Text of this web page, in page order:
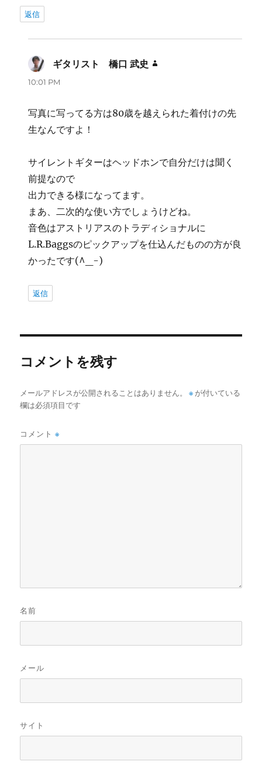
返信
ギタリスト 橋口 武史
10:01 PM
写真に写ってる方は80歳を越えられた着付けの先
生なんですよ！
サイレントギターはヘッドホンで自分だけは聞く
前提なので
出力できる様になってます。
まあ、二次的な使い方でしょうけどね。
音色はアストリアスのトラディショナルに
L.R.Baggsのピックアップを仕込んだものの方が良
かったです(^_-)
返信
コメントを残す
メールアドレスが公開されることはありません。 ※ が付いている
欄は必須項目です
コメント※
名前
メール
サイト